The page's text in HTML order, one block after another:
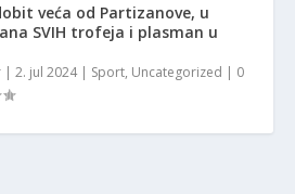
veća od Partizanove, u
SVIH trofeja i plasman u
|2. jul 2024| Sport, Uncategorized | 0